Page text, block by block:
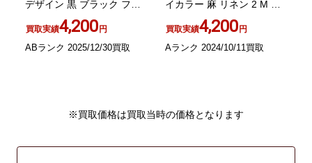
デザイン 黒 ブラック フル
レングス サンプル品
買取実績4,200円
ABランク 2025/12/30買取
イカラー 麻 リネン 2 M 黒
ブラック アイボリー
買取実績4,200円
Aランク 2024/10/11買取
※買取価格は買取当時の価格となります